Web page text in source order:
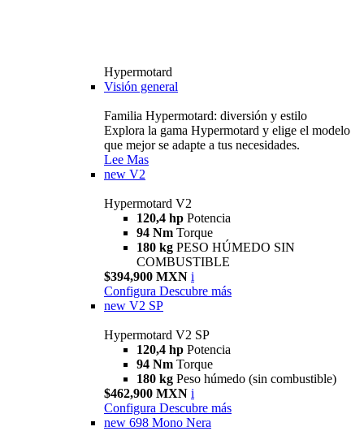
Hypermotard
Visión general
Familia Hypermotard: diversión y estilo
Explora la gama Hypermotard y elige el modelo
que mejor se adapte a tus necesidades.
Lee Mas
new V2
Hypermotard V2
120,4 hp Potencia
94 Nm Torque
180 kg PESO HÚMEDO SIN
COMBUSTIBLE
$394,900 MXN i
Configura Descubre más
new V2 SP
Hypermotard V2 SP
120,4 hp Potencia
94 Nm Torque
180 kg Peso húmedo (sin combustible)
$462,900 MXN i
Configura Descubre más
new 698 Mono Nera